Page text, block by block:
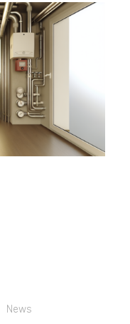
News